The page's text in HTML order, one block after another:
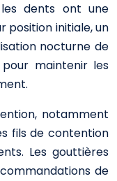
dents ont une
position initiale, un
nocturne de
maintenir les
notamment
fils de contention
Les gouttières
de